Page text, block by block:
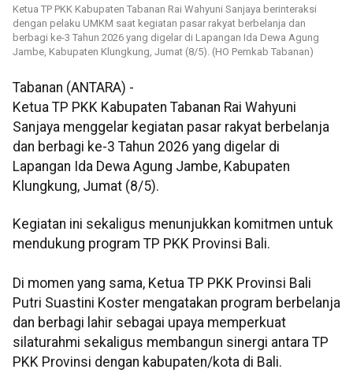
Ketua TP PKK Kabupaten Tabanan Rai Wahyuni Sanjaya berinteraksi
dengan pelaku UMKM saat kegiatan pasar rakyat berbelanja dan
berbagi ke-3 Tahun 2026 yang digelar di Lapangan Ida Dewa Agung
Jambe, Kabupaten Klungkung, Jumat (8/5). (HO Pemkab Tabanan)
Tabanan (ANTARA) -
Ketua TP PKK Kabupaten Tabanan Rai Wahyuni
Sanjaya menggelar kegiatan pasar rakyat berbelanja
dan berbagi ke-3 Tahun 2026 yang digelar di
Lapangan Ida Dewa Agung Jambe, Kabupaten
Klungkung, Jumat (8/5).
Kegiatan ini sekaligus menunjukkan komitmen untuk
mendukung program TP PKK Provinsi Bali.
Di momen yang sama, Ketua TP PKK Provinsi Bali
Putri Suastini Koster mengatakan program berbelanja
dan berbagi lahir sebagai upaya memperkuat
silaturahmi sekaligus membangun sinergi antara TP
PKK Provinsi dengan kabupaten/kota di Bali.